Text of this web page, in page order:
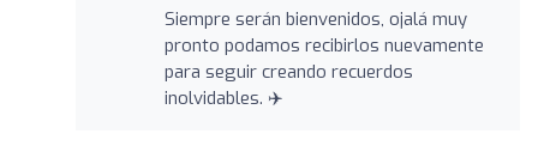
Siempre serán bienvenidos, ojalá muy
pronto podamos recibirlos nuevamente
para seguir creando recuerdos
inolvidables. ✈️